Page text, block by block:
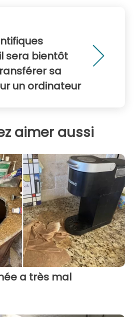
sera bientôt
sa
un ordinateur
aimer aussi
a très mal